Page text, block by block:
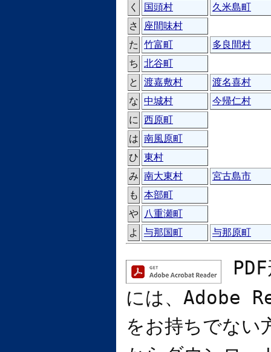
く
国頭村
久米島町
さ
座間味村
た 竹富町
多良間村
ち 北谷町
と
渡嘉敷村
渡名喜村
な 中城村
今帰仁村
に 西原町
は 南風原町
ひ 東村
み 南大東村
宮古島市
も 本部町
や 八重瀬町
よ
与那国町 与那原町
には、 Adobe
をお持ちでない